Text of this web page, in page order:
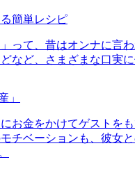
簡単レシピ
って、昔はオンナに
など、さまざまな口実
」
お金をかけてゲストを
チベーションも、彼女